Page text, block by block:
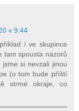
v 9:44
i ve skupince
tam spousta názorů
si nevzali jinou
(o tom bude příští
strmé okraje, co